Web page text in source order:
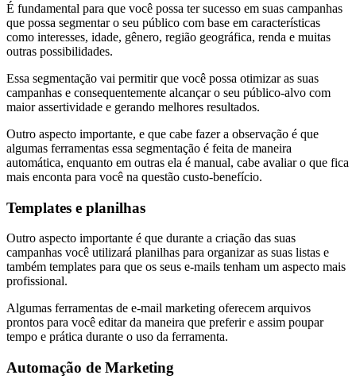
É fundamental para que você possa ter sucesso em suas campanhas
que possa segmentar o seu público com base em características
como interesses, idade, gênero, região geográfica, renda e muitas
outras possibilidades.
Essa segmentação vai permitir que você possa otimizar as suas
campanhas e consequentemente alcançar o seu público-alvo com
maior assertividade e gerando melhores resultados.
Outro aspecto importante, e que cabe fazer a observação é que
algumas ferramentas essa segmentação é feita de maneira
automática, enquanto em outras ela é manual, cabe avaliar o que fica
mais enconta para você na questão custo-benefício.
Templates e planilhas
Outro aspecto importante é que durante a criação das suas
campanhas você utilizará planilhas para organizar as suas listas e
também templates para que os seus e-mails tenham um aspecto mais
profissional.
Algumas ferramentas de e-mail marketing oferecem arquivos
prontos para você editar da maneira que preferir e assim poupar
tempo e prática durante o uso da ferramenta.
Automação de Marketing